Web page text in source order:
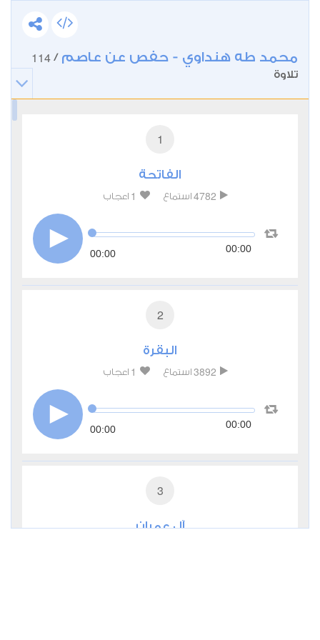
محمد طه هنداوي - حفص عن عاصم /
114
تلاوة
1
الفاتحة
4782 استماع 1 اعجاب
00:00 00:00
2
البقرة
3892 استماع 1 اعجاب
00:00 00:00
3
آل عمران